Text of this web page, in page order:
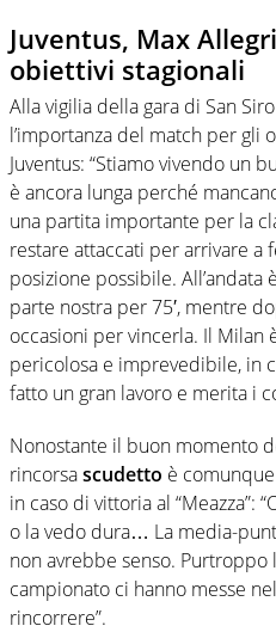
Juventus, Max
obiettivi stagionali
Alla vigilia della gara di San
l’importanza del match per gli
Juventus: “Stiamo vivendo un
è ancora lunga perché
una partita importante per la
restare attaccati per arrivare a
posizione possibile. All’andata
parte nostra per 75′, mentre
occasioni per vincerla. Il Milan
pericolosa e imprevedibile, in
fatto un gran lavoro e merita i
Nonostante il buon momento
rincorsascudetto è
in caso di vittoria al “Meazza”:
o la vedo dura… La media-
non avrebbe senso.
campionato ci hanno messe
rincorrere”.